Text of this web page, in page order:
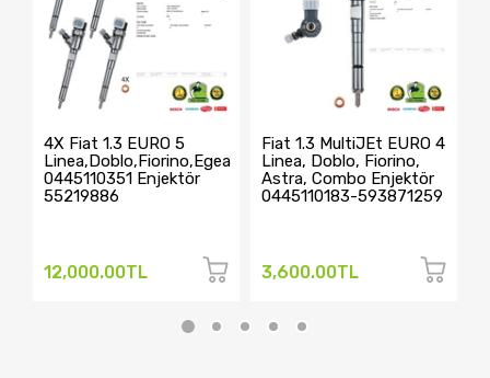
4X Fiat 1.3 EURO 5
Linea,Doblo,Fiorino,Egea
0445110351 Enjektör
55219886
12,000.00TL
Fiat 1.3 MultiJEt EURO 4
Linea, Doblo, Fiorino,
Astra, Combo Enjektör
0445110183-593871259
3,600.00TL